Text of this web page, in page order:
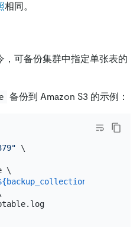
相同。
，可备份集群中指定单张表的
备份到 Amazon S3 的示例：
\
\
    --log-file backuptable.log